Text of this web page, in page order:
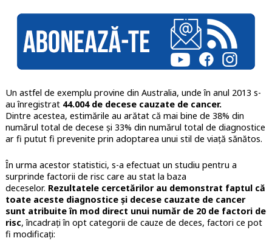
Un astfel de exemplu provine din Australia, unde în anul 2013 s-
au înregistrat 44.004 de decese cauzate de cancer.
Dintre acestea, estimările au arătat că mai bine de 38% din
numărul total de decese și 33% din numărul total de diagnostice
ar fi putut fi prevenite prin adoptarea unui stil de viață sănătos.
În urma acestor statistici, s-a efectuat un studiu pentru a
surprinde factorii de risc care au stat la baza
deceselor. Rezultatele cercetărilor au demonstrat faptul că
toate aceste diagnostice și decese cauzate de cancer
sunt atribuite în mod direct unui număr de 20 de factori de
risc, încadrați în opt categorii de cauze de deces, factori ce pot
fi modificați: